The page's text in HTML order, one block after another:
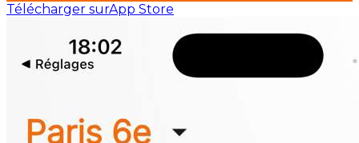
Télécharger surApp Store